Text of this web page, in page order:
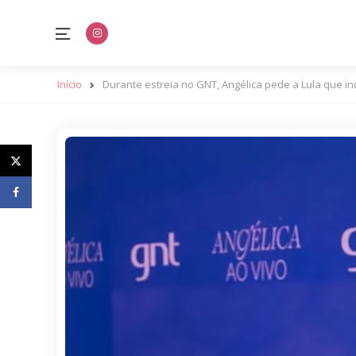
Menu
Início Durante estreia no GNT, Angélica pede a Lula que